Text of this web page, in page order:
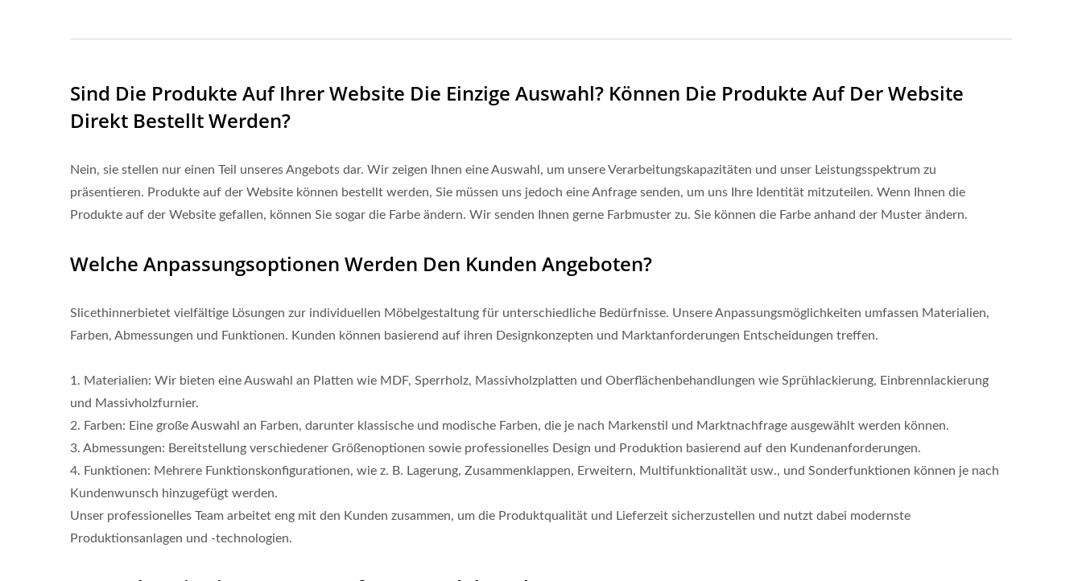
Sind Die Produkte Auf Ihrer Website Die Einzige Auswahl? Können Die Produkte Auf Der Website
Direkt Bestellt Werden?
Nein, sie stellen nur einen Teil unseres Angebots dar. Wir zeigen Ihnen eine Auswahl, um unsere Verarbeitungskapazitäten und unser Leistungsspektrum zu
präsentieren. Produkte auf der Website können bestellt werden, Sie müssen uns jedoch eine Anfrage senden, um uns Ihre Identität mitzuteilen. Wenn Ihnen die
Produkte auf der Website gefallen, können Sie sogar die Farbe ändern. Wir senden Ihnen gerne Farbmuster zu. Sie können die Farbe anhand der Muster ändern.
Welche Anpassungsoptionen Werden Den Kunden Angeboten?
Slicethinnerbietet vielfältige Lösungen zur individuellen Möbelgestaltung für unterschiedliche Bedürfnisse. Unsere Anpassungsmöglichkeiten umfassen Materialien,
Farben, Abmessungen und Funktionen. Kunden können basierend auf ihren Designkonzepten und Marktanforderungen Entscheidungen treffen.
1. Materialien: Wir bieten eine Auswahl an Platten wie MDF, Sperrholz, Massivholzplatten und Oberflächenbehandlungen wie Sprühlackierung, Einbrennlackierung
und Massivholzfurnier.
2. Farben: Eine große Auswahl an Farben, darunter klassische und modische Farben, die je nach Markenstil und Marktnachfrage ausgewählt werden können.
3. Abmessungen: Bereitstellung verschiedener Größenoptionen sowie professionelles Design und Produktion basierend auf den Kundenanforderungen.
4. Funktionen: Mehrere Funktionskonfigurationen, wie z. B. Lagerung, Zusammenklappen, Erweitern, Multifunktionalität usw., und Sonderfunktionen können je nach
Kundenwunsch hinzugefügt werden.
Unser professionelles Team arbeitet eng mit den Kunden zusammen, um die Produktqualität und Lieferzeit sicherzustellen und nutzt dabei modernste
Produktionsanlagen und -technologien.